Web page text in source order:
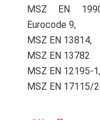
MSZ EN
Eurocode 9,
MSZ EN 13814,
MSZ EN 13782
MSZ EN 12195-1,
MSZ EN 17115/